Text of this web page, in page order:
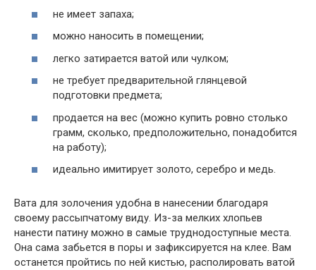
не имеет запаха;
можно наносить в помещении;
легко затирается ватой или чулком;
не требует предварительной глянцевой
подготовки предмета;
продается на вес (можно купить ровно столько
грамм, сколько, предположительно, понадобится
на работу);
идеально имитирует золото, серебро и медь.
Вата для золочения удобна в нанесении благодаря
своему рассыпчатому виду. Из-за мелких хлопьев
нанести патину можно в самые труднодоступные места.
Она сама забьется в поры и зафиксируется на клее. Вам
останется пройтись по ней кистью, располировать ватой